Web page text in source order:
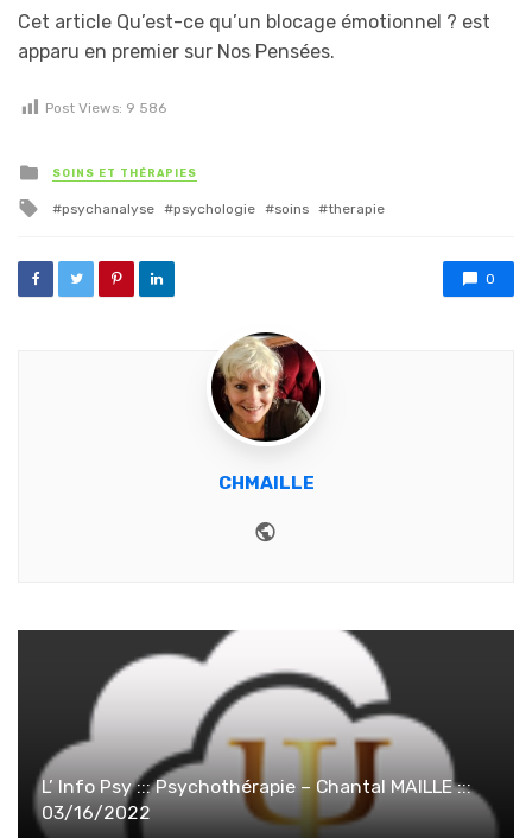
Cet article Qu’est-ce qu’un blocage émotionnel ? est
apparu en premier sur Nos Pensées.
Post Views: 9 586
Posted in
SOINS ET THÉRAPIES
Tagged with
psychanalyse psychologie soins therapie
0
CHMAILLE
L’ Info Psy ::: Psychothérapie – Chantal MAILLE :::
03/16/2022